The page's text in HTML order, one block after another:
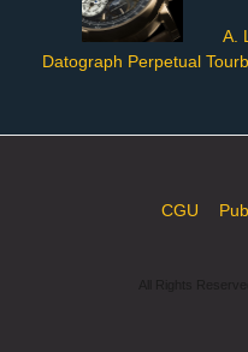
A.
Datograph Perpetual
CGU